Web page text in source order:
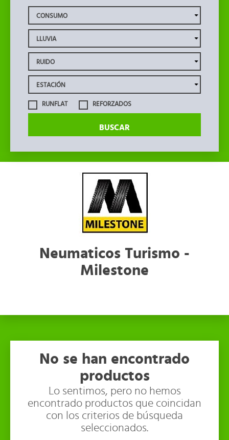
RUNFLAT REFORZADOS
BUSCAR
Neumaticos Turismo -
Milestone
No se han encontrado
productos
Lo sentimos, pero no hemos
encontrado productos que coincidan
con los criterios de búsqueda
seleccionados.